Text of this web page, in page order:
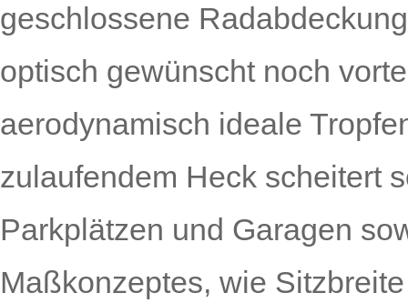
geschlossene
optisch gewünscht noch
aerodynamisch ideale
zulaufendem Heck scheitert
Parkplätzen und Garagen
Maßkonzeptes, wie